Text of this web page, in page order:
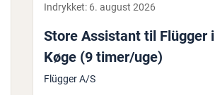
Indrykket: 6. august 2026
Store Assistant til Flügger i
Køge (9 timer/uge)
Flügger A/S